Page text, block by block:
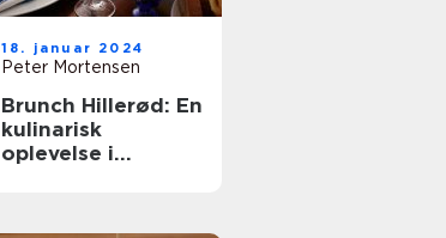
18. januar 2024
Peter Mortensen
Brunch Hillerød: En
kulinarisk
oplevelse i